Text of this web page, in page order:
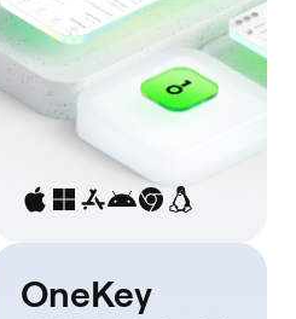
OneKey